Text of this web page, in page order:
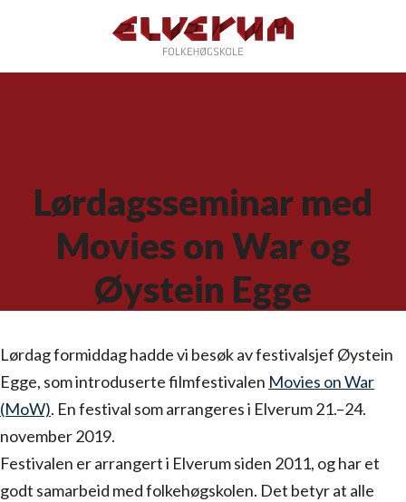
Lørdagsseminar med
Movies on War og
Øystein Egge
Lørdag formiddag hadde vi besøk av festivalsjef Øystein
Egge, som introduserte filmfestivalen Movies on War
(MoW). En festival som arrangeres i Elverum 21.–24.
november 2019.
Festivalen er arrangert i Elverum siden 2011, og har et
godt samarbeid med folkehøgskolen. Det betyr at alle